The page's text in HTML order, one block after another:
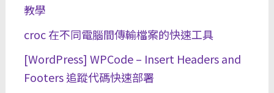
教學
croc 在不同電腦間傳輸檔案的快速工具
[WordPress] WPCode – Insert Headers and
Footers 追蹤代碼快速部署